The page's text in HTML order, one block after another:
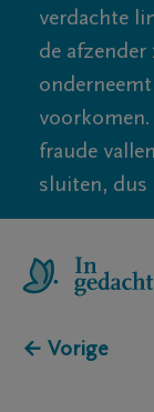
verdachte
de
fraude
sluiten, dus
← Vorige